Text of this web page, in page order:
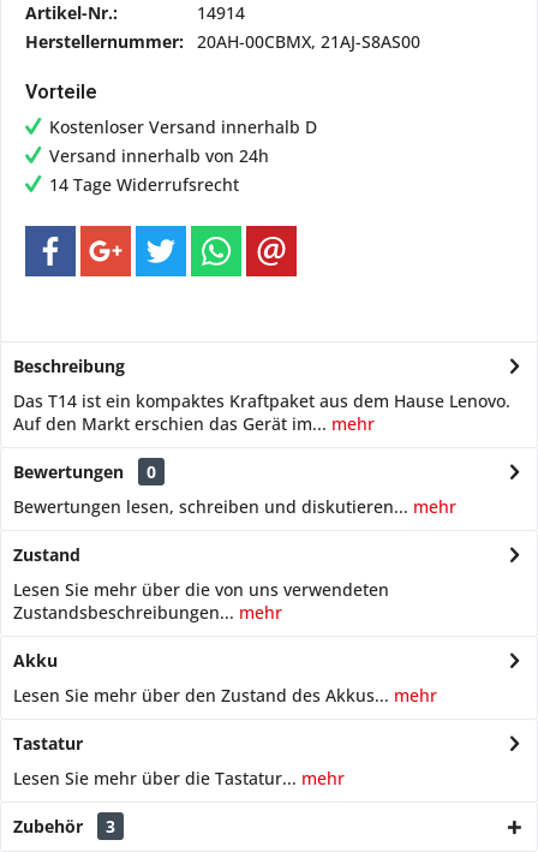
Artikel-Nr.:
14914
Herstellernummer: 20AH-00CBMX, 21AJ-S8AS00
Vorteile
Kostenloser Versand innerhalb D
Versand innerhalb von 24h
14 Tage Widerrufsrecht
Beschreibung
Das T14 ist ein kompaktes Kraftpaket aus dem Hause Lenovo.
Auf den Markt erschien das Gerät im... mehr
Bewertungen
0
Bewertungen lesen, schreiben und diskutieren... mehr
Zustand
Lesen Sie mehr über die von uns verwendeten
Zustandsbeschreibungen... mehr
Akku
Lesen Sie mehr über den Zustand des Akkus... mehr
Tastatur
Lesen Sie mehr über die Tastatur... mehr
Zubehör 3